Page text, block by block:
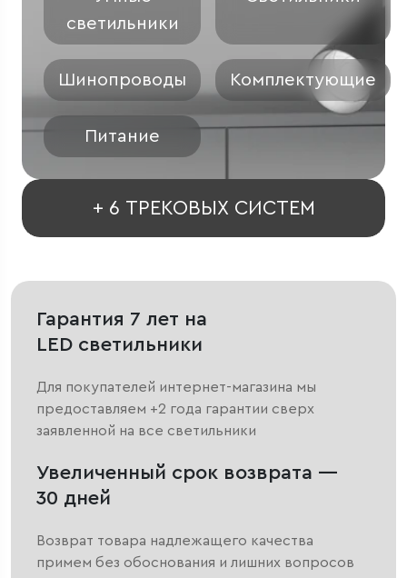
светильники
Шинопроводы Комплектующие
Питание
+ 6 ТРЕКОВЫХ СИСТЕМ
Гарантия 7 лет на
LED светильники
Для покупателей интернет-магазина мы
предоставляем +2 года гарантии сверх
заявленной на все светильники
Увеличенный срок возврата —
30 дней
Возврат товара надлежащего качества
примем без обоснования и лишних вопросов